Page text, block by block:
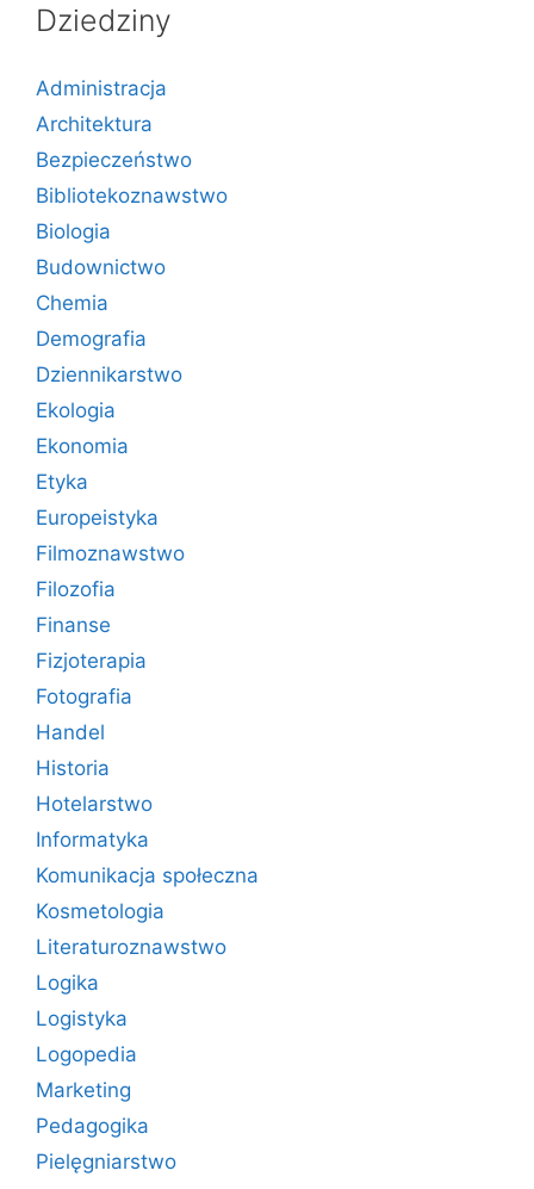
Dziedziny
Administracja
Architektura
Bezpieczeństwo
Bibliotekoznawstwo
Biologia
Budownictwo
Chemia
Demografia
Dziennikarstwo
Ekologia
Ekonomia
Etyka
Europeistyka
Filmoznawstwo
Filozofia
Finanse
Fizjoterapia
Fotografia
Handel
Historia
Hotelarstwo
Informatyka
Komunikacja społeczna
Kosmetologia
Literaturoznawstwo
Logika
Logistyka
Logopedia
Marketing
Pedagogika
Pielęgniarstwo